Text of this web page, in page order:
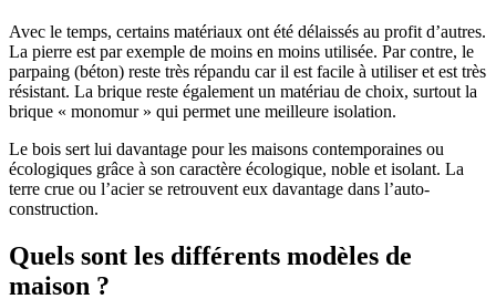
Avec le temps, certains matériaux ont été délaissés au profit d’autres.
La pierre est par exemple de moins en moins utilisée. Par contre, le
parpaing (béton) reste très répandu car il est facile à utiliser et est très
résistant. La brique reste également un matériau de choix, surtout la
brique « monomur » qui permet une meilleure isolation.
Le bois sert lui davantage pour les maisons contemporaines ou
écologiques grâce à son caractère écologique, noble et isolant. La
terre crue ou l’acier se retrouvent eux davantage dans l’auto-
construction.
Quels sont les différents modèles de
maison ?